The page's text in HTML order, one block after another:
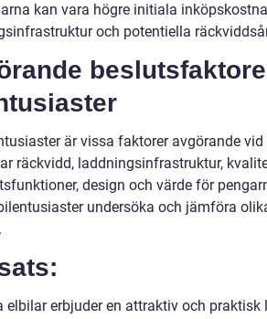
kan vara högre initiala
och potentiella
är vissa faktorer avgörande
räckvidd, laddningsinfrastruktur,
design och värde för
undersöka och jämföra
elbilar erbjuder en attraktiv och